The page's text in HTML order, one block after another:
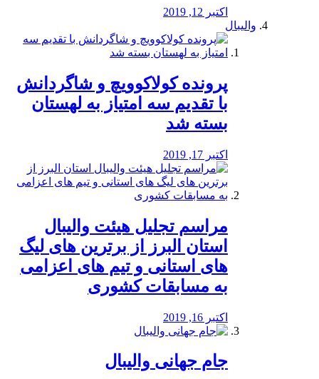
اکتبر 12, 2019
والیبال
پرونده کولاکوویچ و شاگردانش
با تقدیم سه امتیاز به لهستان
بسته شد
اکتبر 17, 2019
مراسم تجلیل هیئت والیبال
استان البرز از برترین های لیگ
های استانی و تیم های اعزامی
به مسابقات کشوری
اکتبر 16, 2019
جام جهانی والیبال